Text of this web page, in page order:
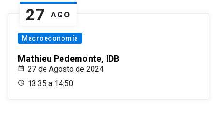
27 AGO
Macroeconomía
Mathieu Pedemonte, IDB
27 de Agosto de 2024
13:35 a 14:50